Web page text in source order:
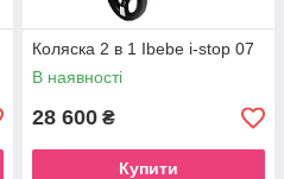
Коляска 2 в 1 Ibebe i-stop 07
В наявності
28 600 ₴
Купити